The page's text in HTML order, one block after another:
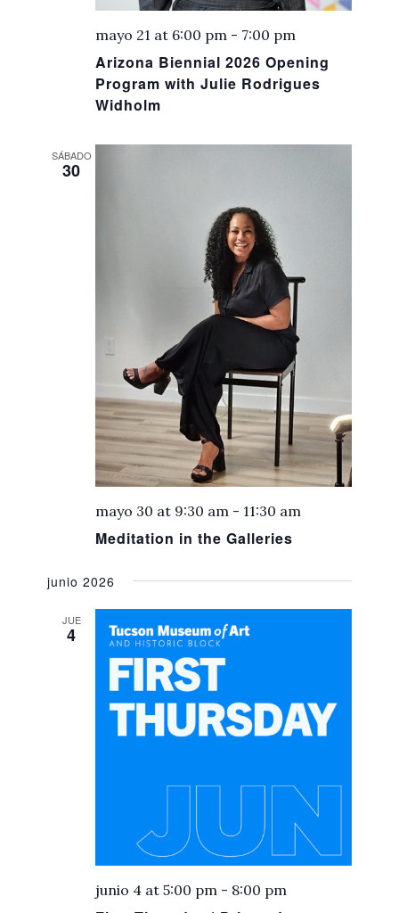
Arizona Biennial 2026 Opening
Program with Julie Rodrigues
Widholm
mayo 21 at 6:00 pm - 7:00 pm
SÁBADO
30
Meditation in the Galleries
mayo 30 at 9:30 am - 11:30 am
junio 2026
JUE
4
junio 4 at 5:00 pm - 8:00 pm